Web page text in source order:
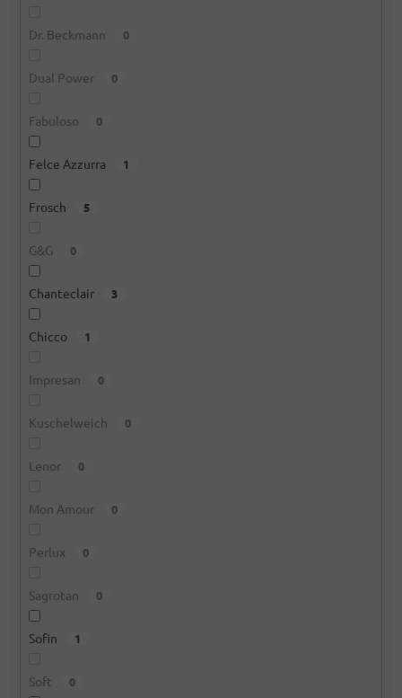
Dr. Beckmann 0
Dual Power 0
Fabuloso 0
Felce Azzurra 1
Frosch 5
G&G 0
Chanteclair 3
Chicco 1
Impresan 0
Kuschelweich 0
Lenor 0
Mon Amour 0
Perlux 0
Sagrotan 0
Sofin 1
Soft 0